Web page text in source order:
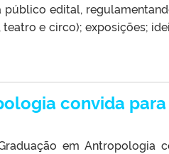
edital,
teatro e circo); exposições;
convida
em Antropologia